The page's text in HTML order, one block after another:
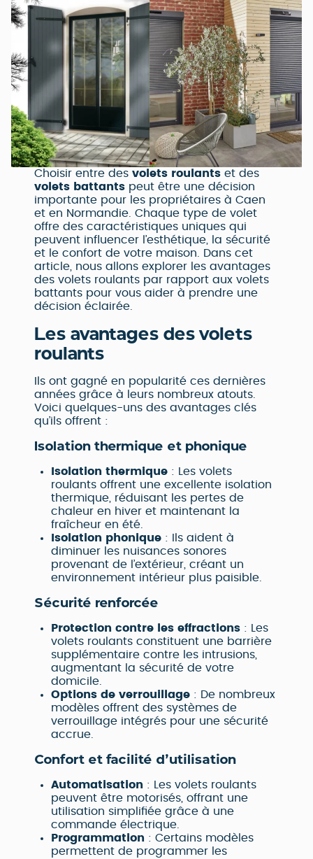
Choisir entre desvolets roulants et des
volets battants peut être une décision
importante pour les propriétaires à Caen
et en Normandie. Chaque type de volet
offre des caractéristiques uniques qui
peuvent influencer l’esthétique, la sécurité
et le confort de votre maison. Dans cet
article, nous allons explorer les avantages
des volets roulants par rapport aux volets
battants pour vous aider à prendre une
décision éclairée.
Les avantages des volets
roulants
Ils ont gagné en popularité ces dernières
années grâce à leurs nombreux atouts.
Voici quelques-uns des avantages clés
qu’ils offrent :
Isolation thermique et phonique
Isolation thermique : Les volets
roulants offrent une excellente isolation
thermique, réduisant les pertes de
chaleur en hiver et maintenant la
fraîcheur en été.
Isolation phonique : Ils aident à
diminuer les nuisances sonores
provenant de l’extérieur, créant un
environnement intérieur plus paisible.
Sécurité renforcée
Protection contre les effractions : Les
volets roulants constituent une barrière
supplémentaire contre les intrusions,
augmentant la sécurité de votre
domicile.
Options de verrouillage : De nombreux
modèles offrent des systèmes de
verrouillage intégrés pour une sécurité
accrue.
Confort et facilité d’utilisation
Automatisation : Les volets roulants
peuvent être motorisés, offrant une
utilisation simplifiée grâce à une
commande électrique.
Programmation : Certains modèles
permettent de programmer les